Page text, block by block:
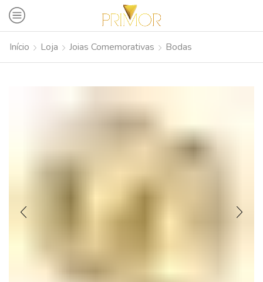
Início Loja Joias Comemorativas Bodas